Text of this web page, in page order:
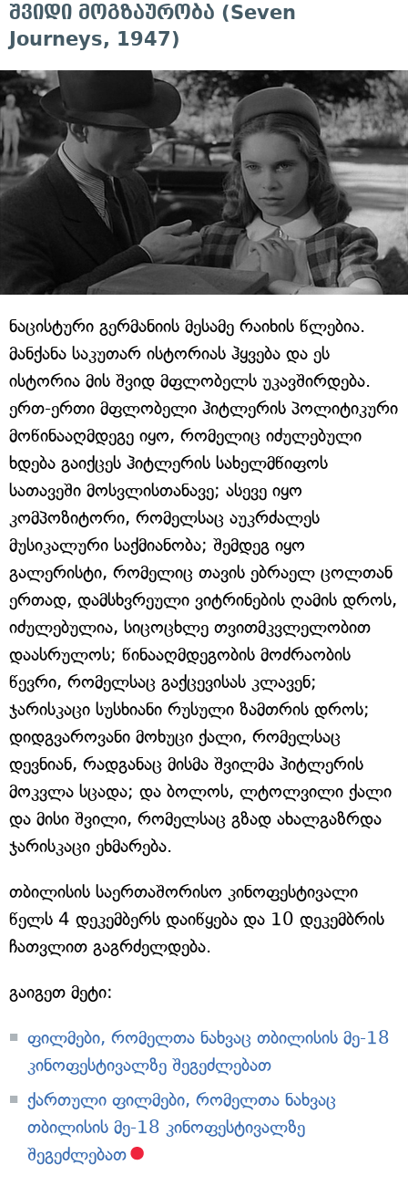
შვიდი მოგზაურობა (Seven
Journeys, 1947)
ნაცისტური გერმანიის მესამე რაიხის წლებია.
მანქანა საკუთარ ისტორიას ჰყვება და ეს
ისტორია მის შვიდ მფლობელს უკავშირდება.
ერთ-ერთი მფლობელი ჰიტლერის პოლიტიკური
მოწინააღმდეგე იყო, რომელიც იძულებული
ხდება გაიქცეს ჰიტლერის სახელმწიფოს
სათავეში მოსვლისთანავე; ასევე იყო
კომპოზიტორი, რომელსაც აუკრძალეს
მუსიკალური საქმიანობა; შემდეგ იყო
გალერისტი, რომელიც თავის ებრაელ ცოლთან
ერთად, დამსხვრეული ვიტრინების ღამის დროს,
იძულებულია, სიცოცხლე თვითმკვლელობით
დაასრულოს; წინააღმდეგობის მოძრაობის
წევრი, რომელსაც გაქცევისას კლავენ;
ჯარისკაცი სუსხიანი რუსული ზამთრის დროს;
დიდგვაროვანი მოხუცი ქალი, რომელსაც
დევნიან, რადგანაც მისმა შვილმა ჰიტლერის
მოკვლა სცადა; და ბოლოს, ლტოლვილი ქალი
და მისი შვილი, რომელსაც გზად ახალგაზრდა
ჯარისკაცი ეხმარება.
თბილისის საერთაშორისო კინოფესტივალი
წელს 4 დეკემბერს დაიწყება და 10 დეკემბრის
ჩათვლით გაგრძელდება.
გაიგეთ მეტი:
ფილმები, რომელთა ნახვაც თბილისის მე-18
კინოფესტივალზე შეგეძლებათ
ქართული ფილმები, რომელთა ნახვაც
თბილისის მე-18 კინოფესტივალზე
შეგეძლებათ